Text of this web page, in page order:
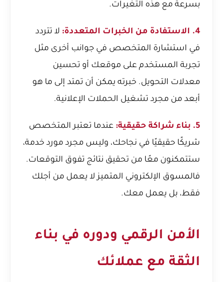
بسرعة مع هذه التغيرات.
4. الاستفادة من الخبرات المتعددة:
لا تتردد
في استشارة المتخصص في جوانب أخرى مثل
تجربة المستخدم على موقعك أو تحسين
معدلات التحويل. خبرته يمكن أن تمتد إلى ما هو
أبعد من مجرد تشغيل الحملات الإعلانية.
5. بناء شراكة حقيقية:
عندما تعتبر المتخصص
شريكًا حقيقيًا في نجاحك، وليس مجرد مورد خدمة،
ستتمكنون معًا من تحقيق نتائج تفوق التوقعات.
فالمسوق الإلكتروني المتميز لا يعمل من أجلك
فقط، بل يعمل معك.
الأمن الرقمي ودوره في بناء
الثقة مع عملائك